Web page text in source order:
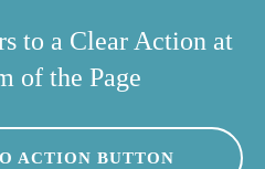
to a Clear Action at
of the Page
ACTION BUTTON